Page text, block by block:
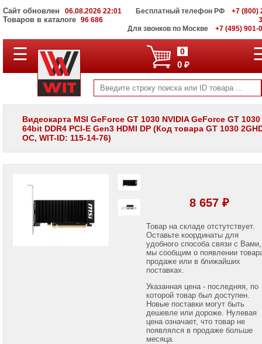
Сайт обновлен 06.08.2026 22:01
Товаров в каталоге 96 686
Бесплатный телефон РФ
+7 (800)
Для звонков по Москве
+7 (495) 901-
ПОЛНЫЙ
КАТАЛОГ
Корпоративные
серверы
WIT
Системы
хранения
данных
Мониторы
LCD
панели
Проекторы
☰ 0
0 ₽
Видеокарта MSI GeForce GT 1030 NVIDIA GeForce GT 1030
64bit DDR4 PCI-E Gen3 HDMI DP (Код товара GT 1030
OC, WIT-ID: 115-14-76)
8 657 ₽
Товар на складе отстутствует.
Оставьте координаты для
удобного способа связи с Вами,
мы сообщим о появлении
продаже или в ближайших
поставках.
Указанная цена - последняя, по
которой товар был доступен.
Новые поставки могут быть
дешевле или дороже. Нулевая
цена означает, что товар не
появлялся в продаже больше
месяца.